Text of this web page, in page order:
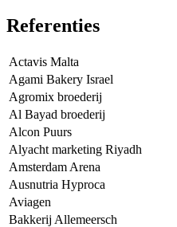
Referenties
Actavis Malta
Agami Bakery Israel
Agromix broederij
Al Bayad broederij
Alcon Puurs
Alyacht marketing Riyadh
Amsterdam Arena
Ausnutria Hyproca
Aviagen
Bakkerij Allemeersch